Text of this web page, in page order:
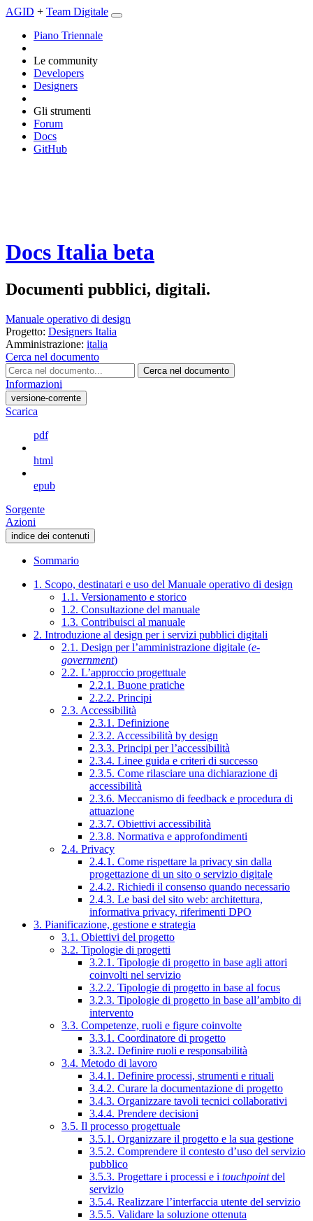
AGID + Team Digitale
Piano Triennale
Le community
Developers
Designers
Gli strumenti
Forum
Docs
GitHub
Docs Italia beta
Documenti pubblici, digitali.
Manuale operativo di design
Progetto: Designers Italia
Amministrazione: italia
Cerca nel documento
Cerca nel documento
Informazioni
versione-corrente
Scarica
pdf
html
epub
Sorgente
Azioni
indice dei contenuti
Sommario
1. Scopo, destinatari e uso del Manuale operativo di design
1.1. Versionamento e storico
1.2. Consultazione del manuale
1.3. Contribuisci al manuale
2. Introduzione al design per i servizi pubblici digitali
2.1. Design per l’amministrazione digitale (e-
government)
2.2. L’approccio progettuale
2.2.1. Buone pratiche
2.2.2. Principi
2.3. Accessibilità
2.3.1. Definizione
2.3.2. Accessibilità by design
2.3.3. Principi per l’accessibilità
2.3.4. Linee guida e criteri di successo
2.3.5. Come rilasciare una dichiarazione di
accessibilità
2.3.6. Meccanismo di feedback e procedura di
attuazione
2.3.7. Obiettivi accessibilità
2.3.8. Normativa e approfondimenti
2.4. Privacy
2.4.1. Come rispettare la privacy sin dalla
progettazione di un sito o servizio digitale
2.4.2. Richiedi il consenso quando necessario
2.4.3. Le basi del sito web: architettura,
informativa privacy, riferimenti DPO
3. Pianificazione, gestione e strategia
3.1. Obiettivi del progetto
3.2. Tipologie di progetti
3.2.1. Tipologie di progetto in base agli attori
coinvolti nel servizio
3.2.2. Tipologie di progetto in base al focus
3.2.3. Tipologie di progetto in base all’ambito di
intervento
3.3. Competenze, ruoli e figure coinvolte
3.3.1. Coordinatore di progetto
3.3.2. Definire ruoli e responsabilità
3.4. Metodo di lavoro
3.4.1. Definire processi, strumenti e rituali
3.4.2. Curare la documentazione di progetto
3.4.3. Organizzare tavoli tecnici collaborativi
3.4.4. Prendere decisioni
3.5. Il processo progettuale
3.5.1. Organizzare il progetto e la sua gestione
3.5.2. Comprendere il contesto d’uso del servizio
pubblico
3.5.3. Progettare i processi e i touchpointdel
servizio
3.5.4. Realizzare l’interfaccia utente del servizio
3.5.5. Validare la soluzione ottenuta